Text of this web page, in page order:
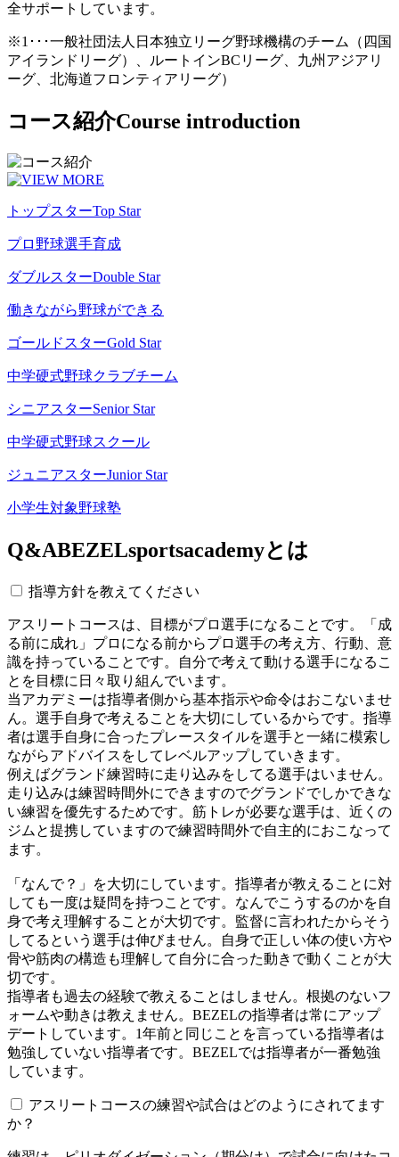
全サポートしています。
※1･･･一般社団法人日本独立リーグ野球機構のチーム（四国
アイランドリーグ）、ルートインBCリーグ、九州アジアリ
ーグ、北海道フロンティアリーグ）
コース紹介Course introduction
トップスターTop Star
プロ野球選手育成
ダブルスターDouble Star
働きながら野球ができる
ゴールドスターGold Star
中学硬式野球クラブチーム
シニアスターSenior Star
中学硬式野球スクール
ジュニアスターJunior Star
小学生対象野球塾
Q&ABEZELsportsacademyとは
指導方針を教えてください
アスリートコースは、目標がプロ選手になることです。「成
る前に成れ」プロになる前からプロ選手の考え方、行動、意
識を持っていることです。自分で考えて動ける選手になるこ
とを目標に日々取り組んでいます。
当アカデミーは指導者側から基本指示や命令はおこないませ
ん。選手自身で考えることを大切にしているからです。指導
者は選手自身に合ったプレースタイルを選手と一緒に模索し
ながらアドバイスをしてレベルアップしていきます。
例えばグランド練習時に走り込みをしてる選手はいません。
走り込みは練習時間外にできますのでグランドでしかできな
い練習を優先するためです。筋トレが必要な選手は、近くの
ジムと提携していますので練習時間外で自主的におこなって
ます。
「なんで？」を大切にしています。指導者が教えることに対
しても一度は疑問を持つことです。なんでこうするのかを自
身で考え理解することが大切です。監督に言われたからそう
してるという選手は伸びません。自身で正しい体の使い方や
骨や筋肉の構造も理解して自分に合った動きで動くことが大
切です。
指導者も過去の経験で教えることはしません。根拠のないフ
ォームや動きは教えません。BEZELの指導者は常にアップ
デートしています。1年前と同じことを言っている指導者は
勉強していない指導者です。BEZELでは指導者が一番勉強
しています。
アスリートコースの練習や試合はどのようにされてます
か？